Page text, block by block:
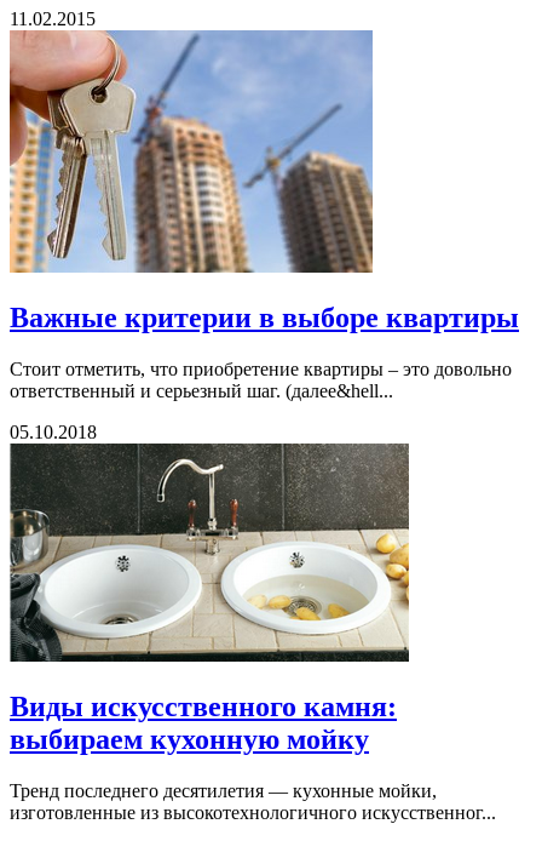
11.02.2015
Важные критерии в выборе квартиры
Стоит отметить, что приобретение квартиры – это довольно
ответственный и серьезный шаг. (далее&hell...
05.10.2018
Виды искусственного камня:
выбираем кухонную мойку
Тренд последнего десятилетия — кухонные мойки,
изготовленные из высокотехнологичного искусственног...